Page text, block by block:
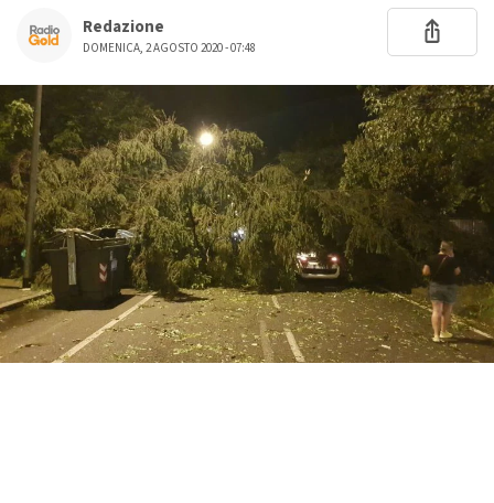
Redazione
DOMENICA, 2 AGOSTO 2020 - 07:48